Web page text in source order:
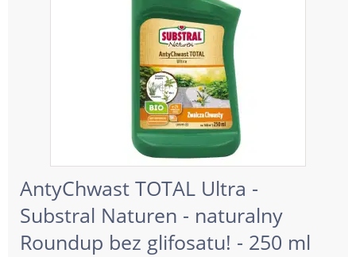
AntyChwast TOTAL Ultra -
Substral Naturen - naturalny
Roundup bez glifosatu! - 250 ml